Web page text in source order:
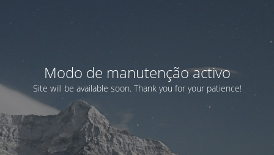
Modo de manutenção activo
Site will be available soon. Thank you for your patience!